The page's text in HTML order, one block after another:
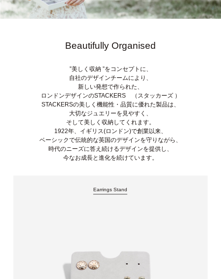
Beautifully Organised
”美しく収納 ”をコンセプトに、
自社のデザインチームにより、
新しい発想で作られた、
ロンドンデザインのSTACKERS （スタッカーズ ）
STACKERSの美しく機能性・品質に優れた製品は、
大切なジュエリーを見やすく、
そして美しく収納してくれます。
1922年、イギリス(ロンドン)で創業以来、
ベーシックで伝統的な英国のデザインを守りながら、
時代のニーズに答え続けるデザインを提供し、
今なお成長と進化を続けています。
Earrings Stand